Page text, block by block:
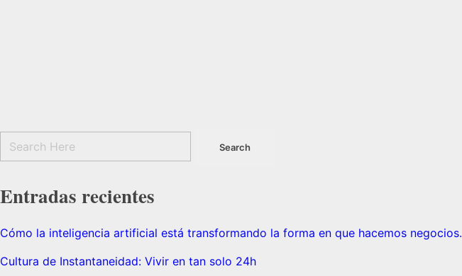
Entradas recientes
Cómo la inteligencia artificial está transformando la forma en que hacemos negocios.
Cultura de Instantaneidad: Vivir en tan solo 24h